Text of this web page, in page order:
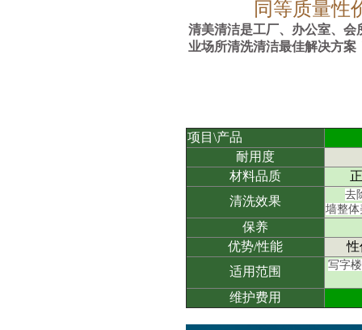
同等质量性
清美清洁是工厂、办公室、会
业场所清洗清洁最佳解决方案
项目\产品
耐用 度
材料品质
清洗效果
去
墙整体
保养
优势/性能
性
适用范围
写字
维护费用